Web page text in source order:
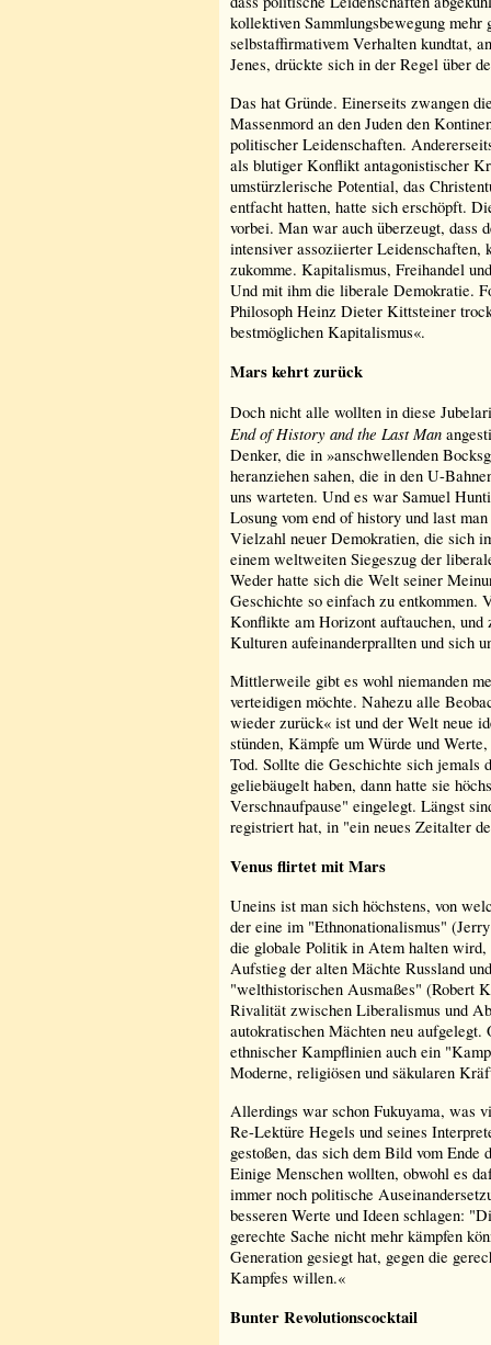
kollektiven Sammlungsbewegung
selbstaffirmativem Verhalten kundtat,
Jenes, drückte sich in der Regel über
Das hat Gründe. Einerseits zwangen
Massenmord an den Juden den
politischer Leidenschaften.
als blutiger Konflikt antagonistischer
umstürzlerische Potential, das
entfacht hatten, hatte sich erschöpft.
vorbei. Man war auch überzeugt, dass
intensiver assoziierter
zukomme. Kapitalismus, Freihandel
Und mit ihm die liberale Demokratie.
Philosoph Heinz Dieter Kittsteiner
bestmöglichen Kapitalismus«.
Mars kehrt zurück
Doch nicht alle wollten in diese
End of History and the Last Man
Denker, die in »anschwellenden
heranziehen sahen, die in den U-
uns warteten. Und es war Samuel
Losung vom end of history und last man
Vielzahl neuer Demokratien, die sich
einem weltweiten Siegeszug der
Weder hatte sich die Welt seiner
Geschichte so einfach zu entkommen.
Konflikte am Horizont auftauchen,
Kulturen aufeinanderprallten und sich
Mittlerweile gibt es wohl niemanden
verteidigen möchte. Nahezu alle
wieder zurück« ist und der Welt neue
stünden, Kämpfe um Würde und
Tod. Sollte die Geschichte sich jemals
geliebäugelt haben, dann hatte sie
Verschnaufpause" eingelegt. Längst
registriert hat, in "ein neues Zeitalter
Venus flirtet mit Mars
Uneins ist man sich höchstens, von
der eine im "Ethnonationalismus"
die globale Politik in Atem halten
Aufstieg der alten Mächte Russland
"welthistorischen Ausmaßes" (Robert
Rivalität zwischen Liberalismus und
autokratischen Mächten neu
ethnischer Kampflinien auch ein
Moderne, religiösen und säkularen
Allerdings war schon Fukuyama, was
Re-Lektüre Hegels und seines
gestoßen, das sich dem Bild vom
Einige Menschen wollten, obwohl es
immer noch politische
besseren Werte und Ideen schlagen:
gerechte Sache nicht mehr kämpfen
Generation gesiegt hat, gegen die
Kampfes willen.«
Bunter Revolutionscocktail